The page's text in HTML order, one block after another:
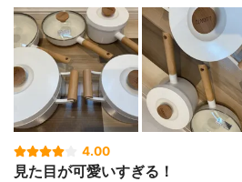
4.00
見た目が可愛いすぎる！